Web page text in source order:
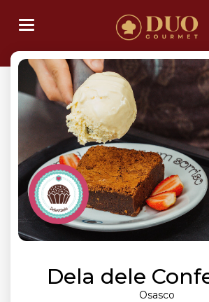
Toggle navigation
Dela dele
Osasco